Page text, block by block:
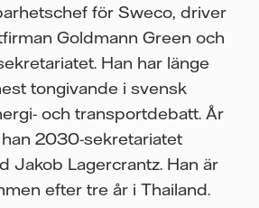
för Sweco, driver
Goldmann Green och
Han har länge
tongivande i svensk
och transportdebatt. År
2030-sekretariatet
Jakob Lagercrantz. Han är
efter tre år i Thailand.